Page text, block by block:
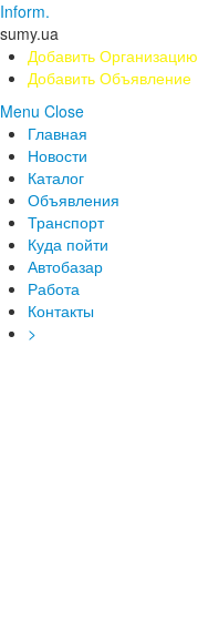
Inform.
sumy.ua
Добавить Организацию
Добавить Объявление
Menu Close
Главная
Новости
Каталог
Объявления
Транспорт
Куда пойти
Автобазар
Работа
Контакты
>